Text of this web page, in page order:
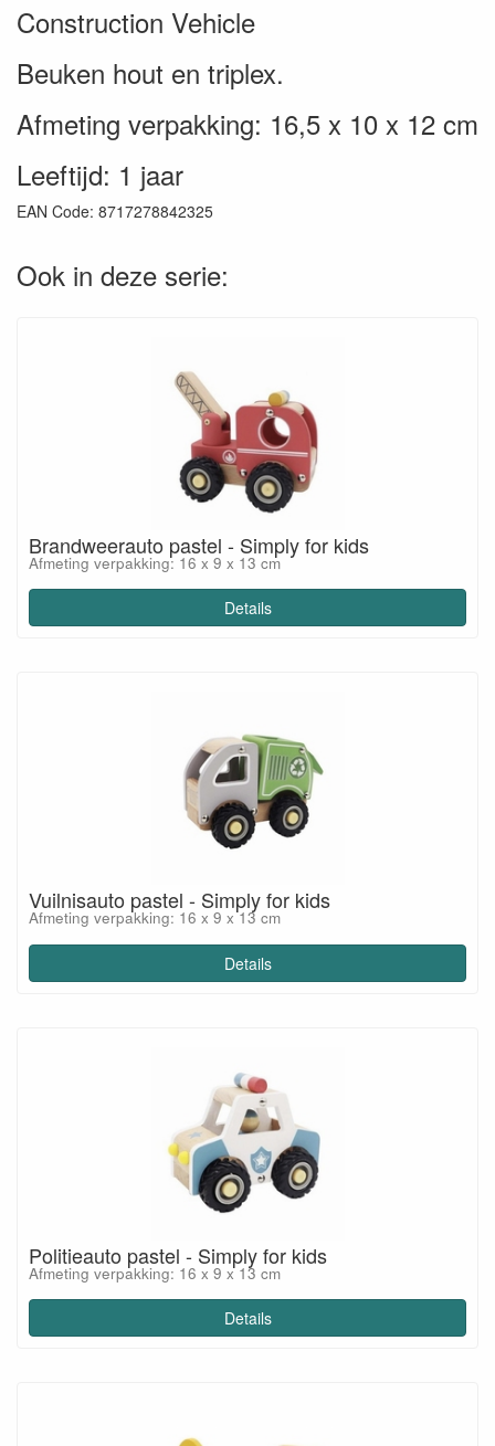
Construction Vehicle
Beuken hout en triplex.
Afmeting verpakking: 16,5 x 10 x 12 cm
Leeftijd: 1 jaar
EAN Code: 8717278842325
Ook in deze serie:
Brandweerauto pastel - Simply for kids
Afmeting verpakking: 16 x 9 x 13 cm
Details
Vuilnisauto pastel - Simply for kids
Afmeting verpakking: 16 x 9 x 13 cm
Details
Politieauto pastel - Simply for kids
Afmeting verpakking: 16 x 9 x 13 cm
Details